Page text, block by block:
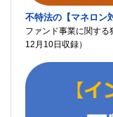
不特法の【マネロン
ファンド事業に関す
12月10日収録）